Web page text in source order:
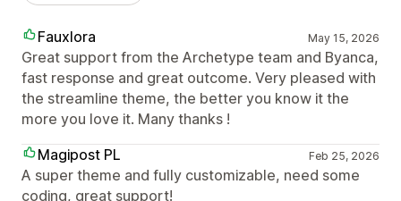
Fauxlora May 15, 2026
Great support from the Archetype team and Byanca,
fast response and great outcome. Very pleased with
the streamline theme, the better you know it the
more you love it. Many thanks !
Magipost PL
Feb 25, 2026
A super theme and fully customizable, need some
coding, great support!